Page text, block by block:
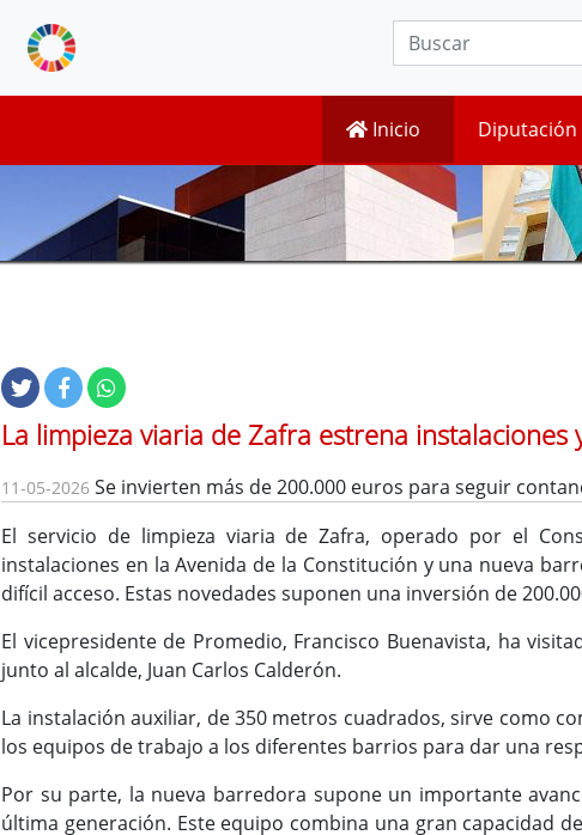
Inicio Diputación
La limpieza viaria de Zafra estrena
11-05-2026 Se invierten más de 200.000 euros para seguir
El servicio de limpieza viaria de Zafra, operado por el
instalaciones en la Avenida de la Constitución y una nueva
difícil acceso. Estas novedades suponen una inversión de
El vicepresidente de Promedio, Francisco Buenavista, ha
junto al alcalde, Juan Carlos Calderón.
La instalación auxiliar, de 350 metros cuadrados, sirve como
los equipos de trabajo a los diferentes barrios para dar una
Por su parte, la nueva barredora supone un importante
última generación. Este equipo combina una gran capacidad